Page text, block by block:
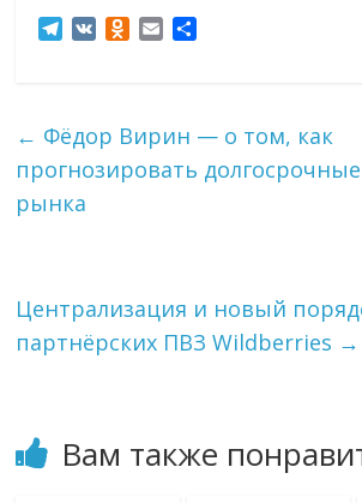
T
g
r
a
m
V
O
k
l
a
i
E
в
и
← Фёдор Вирин — о том, как
прогнозировать
рынка
Централизация и новый
партнёрских ПВЗ Wildberries →
Вам также